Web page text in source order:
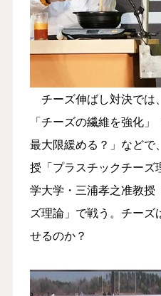
チーズ伸ばし対決では
「チーズの繊維を強化
最大限緩める？」などで
授「プラスチックチーズ
学大学・三浦孝之准教授
ズ理論」で戦う。チー
せるのか？